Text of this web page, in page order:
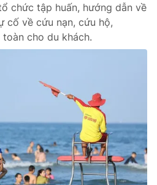
chức tập huấn, hướng dẫn về
cố về cứu nạn, cứu hộ,
cho du khách.